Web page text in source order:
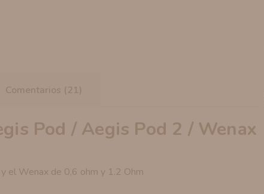
Comentarios (21)
Pod / Aegis Pod 2 / Wenax
el Wenax de 0,6 ohm y 1.2 Ohm